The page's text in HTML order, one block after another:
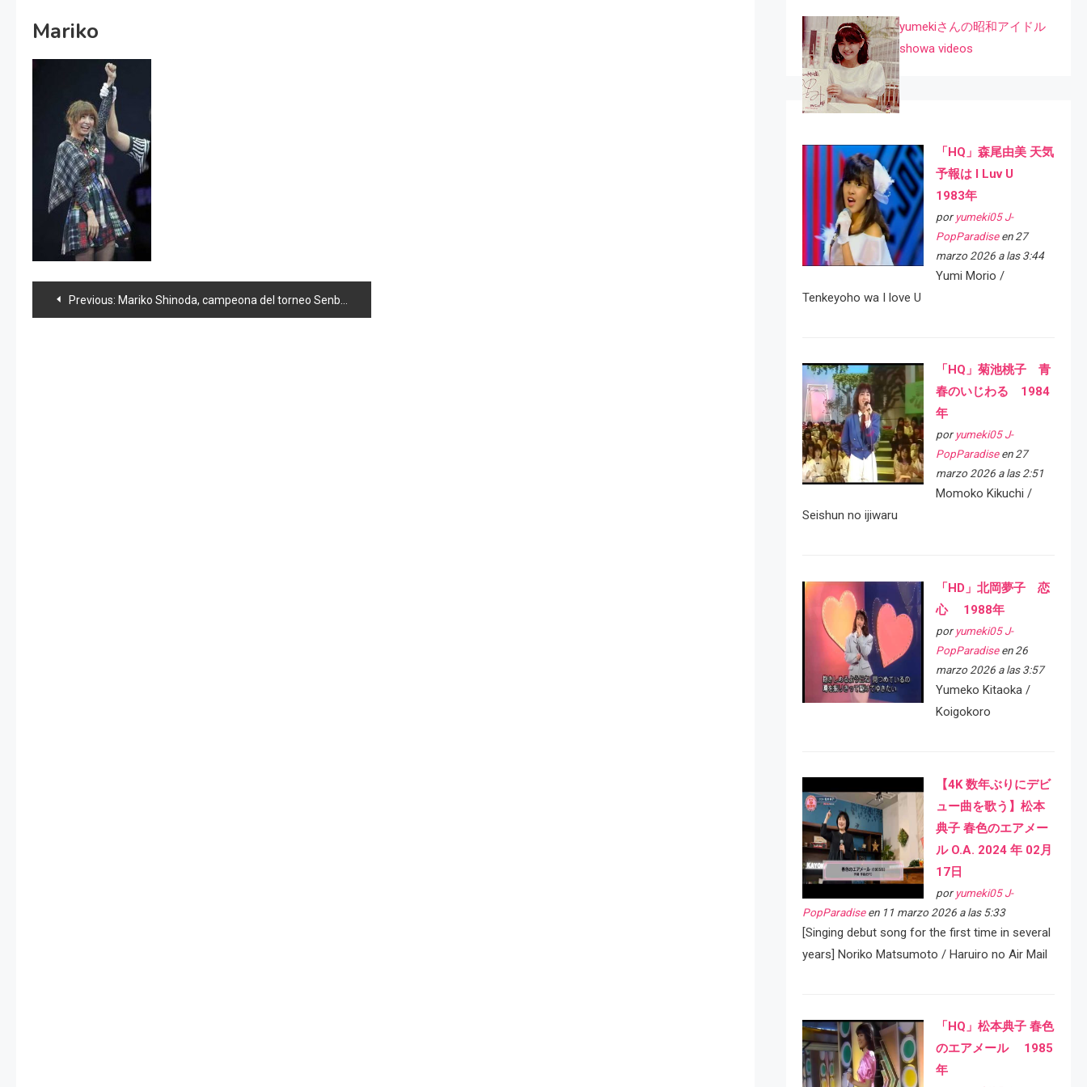
Mariko
Navegación
Previous: Mariko Shinoda, campeona del torneo Senbatsu para el sencillo 24 de AKB48
yumekiさんの昭和アイドル
showa videos
「HQ」森尾由美 天気
予報は I Luv U
1983年
por yumeki05 J-
PopParadiseen 27
marzo 2026 a las 3:44
Yumi Morio /
Tenkeyoho wa I love U
「HQ」菊池桃子 青
春のいじわる 1984
年
por yumeki05 J-
PopParadiseen 27
marzo 2026 a las 2:51
Momoko Kikuchi /
Seishun no ijiwaru
「HD」北岡夢子 恋
心 1988年
por yumeki05 J-
PopParadiseen 26
marzo 2026 a las 3:57
Yumeko Kitaoka /
Koigokoro
【4K 数年ぶりにデビ
ュー曲を歌う】松本
典子 春色のエアメー
ル O.A. 2024 年 02月
17日
por yumeki05 J-
PopParadiseen 11 marzo 2026 a las 5:33
[Singing debut song for the first time in several
years] Noriko Matsumoto / Haruiro no Air Mail
「HQ」松本典子 春色
のエアメール 1985
年